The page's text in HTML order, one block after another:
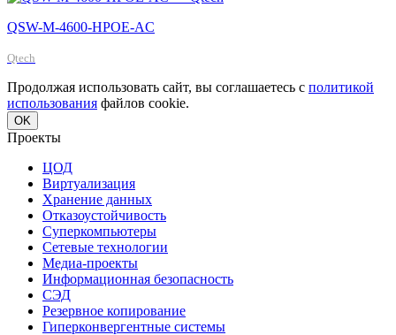
QSW-M-4600-HPOE-AC
Qtech
Продолжая использовать сайт, вы соглашаетесь с политикой
использования файлов cookie.
OK
Проекты
ЦОД
Виртуализация
Хранение данных
Отказоустойчивость
Суперкомпьютеры
Сетевые технологии
Медиа-проекты
Информационная безопасность
СЭД
Резервное копирование
Гиперконвергентные системы